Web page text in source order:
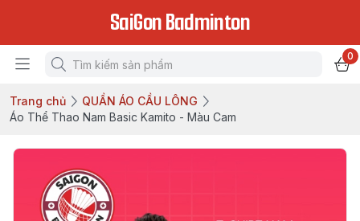
SaiGon Badminton
0
Trang chủ
QUẦN ÁO CẦU LÔNG
Áo Thể Thao Nam Basic Kamito - Màu Cam